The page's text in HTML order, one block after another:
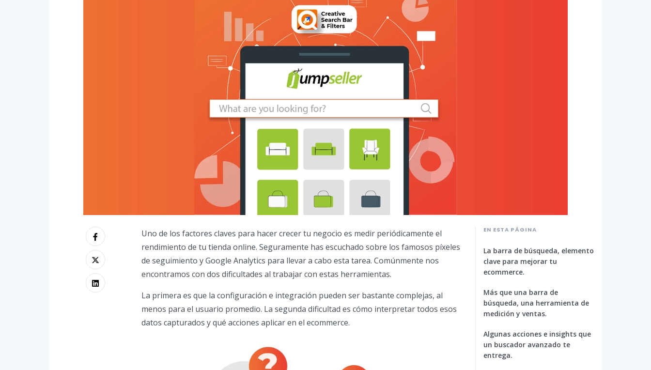
Uno de los factores claves para hacer crecer tu negocio es medir periódicamente el
rendimiento de tu tienda online. Seguramente has escuchado sobre los famosos píxeles
de seguimiento y Google Analytics para llevar a cabo esta tarea. Comúnmente nos
encontramos con dos dificultades al trabajar con estas herramientas.
La primera es que la configuración e integración pueden ser bastante complejas, al
menos para el usuario promedio. La segunda dificultad es cómo interpretar todos esos
datos capturados y qué acciones aplicar en el ecommerce.
EN ESTA PÁGINA
La barra de búsqueda, elemento
clave para mejorar tu
ecommerce.
Más que una barra de
búsqueda, una herramienta de
medición y ventas.
Algunas acciones e insights que
un buscador avanzado te
entrega.